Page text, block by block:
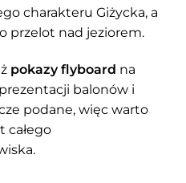
charakteru Giżycka, a
przelot nad jeziorem.
pokazy flyboard na
balonów i
podane, więc warto
całego